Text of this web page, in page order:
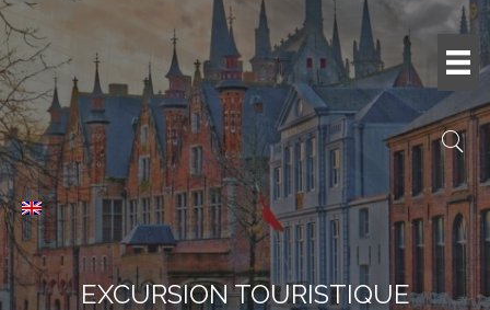
EXCURSION TOURISTIQUE